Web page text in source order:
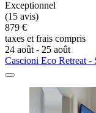
Exceptionnel
(15 avis)
879 €
taxes et frais compris
24 août - 25 août
Cascioni Eco Retreat -